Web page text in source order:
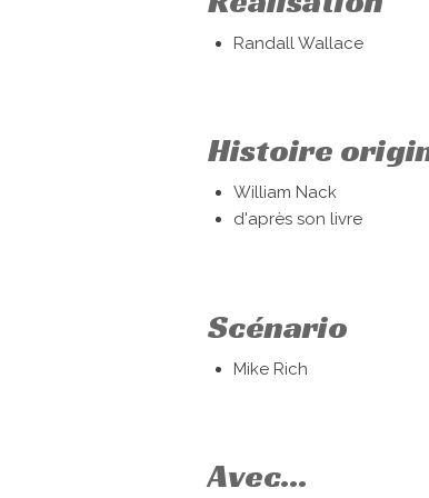
Randall Wallace
Histoire
William Nack
d'après son livre
Scénario
Mike Rich
Avec...